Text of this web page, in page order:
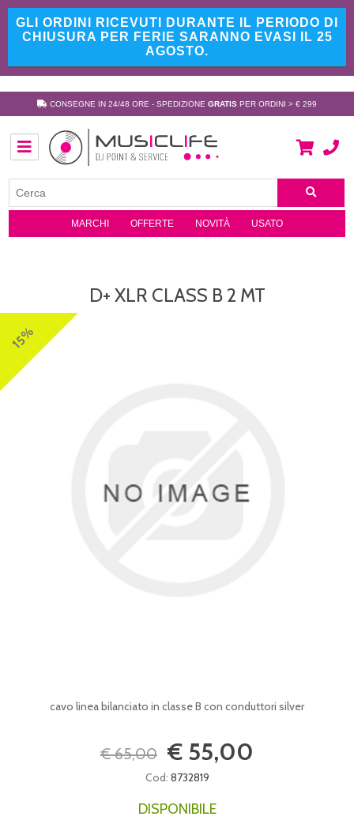
GLI ORDINI RICEVUTI DURANTE IL PERIODO DI
CHIUSURA PER FERIE SARANNO EVASI IL 25
AGOSTO.
CONSEGNE IN 24/48 ORE - SPEDIZIONE GRATIS PER ORDINI > € 299
MARCHI OFFERTE NOVITÀ USATO
D+ XLR CLASS B 2 MT
15%
cavo linea bilanciato in classe B con conduttori silver
€ 65,00 € 55,00
Cod: 8732819
DISPONIBILE